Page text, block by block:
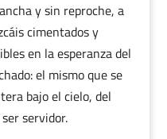
y sin reproche, a
cimentados y
en la esperanza del
el mismo que se
bajo el cielo, del
servidor.